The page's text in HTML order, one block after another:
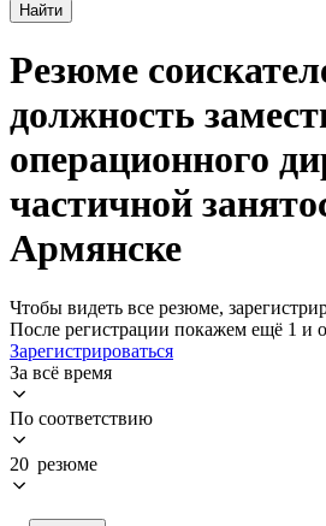
Найти
Резюме
должность
операционного
частичной
Армянске
Чтобы видеть все резюме,
После регистрации покажем ещё 1 и
Зарегистрироваться
За всё время
По соответствию
20 резюме